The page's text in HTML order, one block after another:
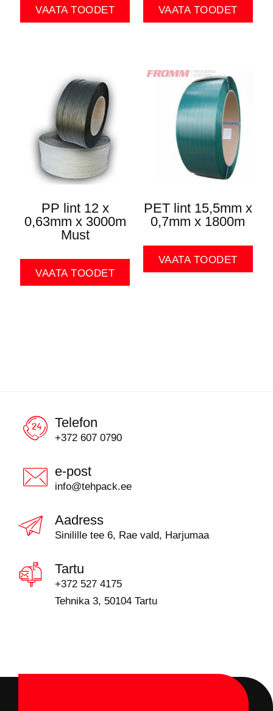
VAATA TOODET VAATA TOODET
PP lint 12 x
0,63mm x 3000m
Must
VAATA TOODET
PET lint 15,5mm x
0,7mm x 1800m
VAATA TOODET
Telefon
+372 607 0790
e-post
info@tehpack.ee
Aadress
Sinilille tee 6, Rae vald, Harjumaa
Tartu
+372 527 4175
Tehnika 3, 50104 Tartu